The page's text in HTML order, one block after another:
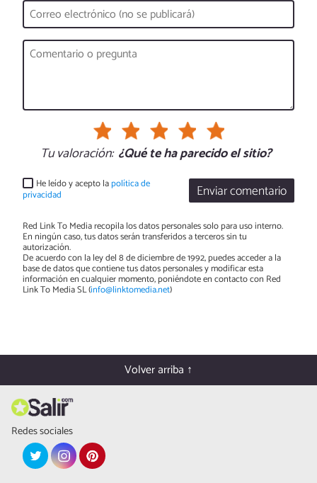
Tu valoración: ¿Qué te ha parecido el sitio?
Enviar comentario
He leído y acepto lapolítica de
privacidad
Red Link To Media recopila los datos personales solo para uso interno.
En ningún caso, tus datos serán transferidos a terceros sin tu
autorización.
De acuerdo con la ley del 8 de diciembre de 1992, puedes acceder a la
base de datos que contiene tus datos personales y modificar esta
información en cualquier momento, poniéndote en contacto con Red
Link To Media SL (info@linktomedia.net)
Volver arriba ↑
Redes sociales